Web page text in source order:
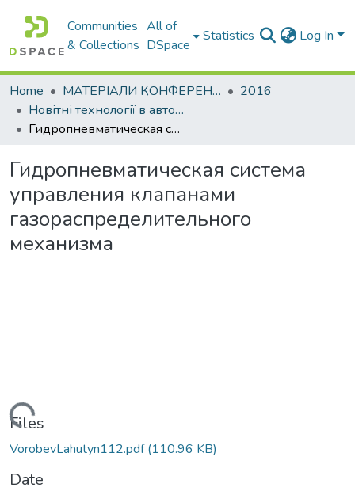
Communities
& Collections
All of
DSpace
Statistics Log In
Home МАТЕРІАЛИ КОНФЕРЕНЦІЙ
2016
Новітні технології в автомобілебудуванні, транспорті і при підготовки фахівців
Гидропневматическая система управления клапанами газораспределительного механизма
Гидропневматическая система
управления клапанами
газораспределительного
механизма
Loading...
Files
VorobevLahutyn112.pdf(110.96 KB)
Date